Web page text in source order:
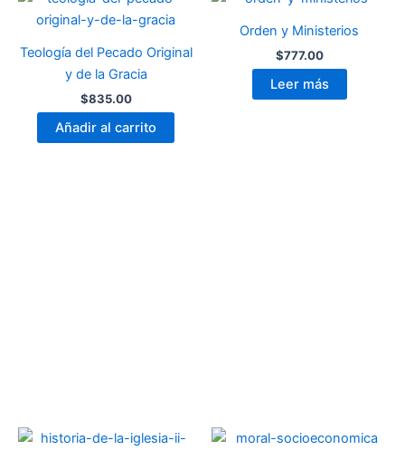
Teología del Pecado Original
y de la Gracia
$835.00
Añadir al carrito
Orden y Ministerios
$777.00
Leer más